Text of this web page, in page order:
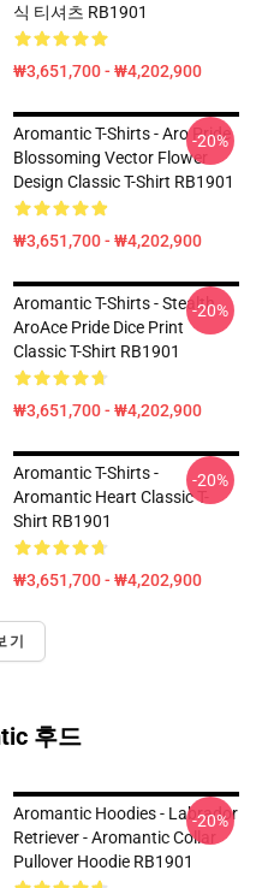
식 티셔츠 RB1901
₩3,651,700 - ₩4,202,900
Aromantic T-Shirts - Aro Pride
Blossoming Vector Flower
Design Classic T-Shirt RB1901
₩3,651,700 - ₩4,202,900
-20%
Aromantic T-Shirts - Stealth
AroAce Pride Dice Print
Classic T-Shirt RB1901
₩3,651,700 - ₩4,202,900
-20%
Aromantic T-Shirts -
Aromantic Heart Classic T-
Shirt RB1901
₩3,651,700 - ₩4,202,900
-20%
기
후드
Aromantic Hoodies - Labrador
Retriever - Aromantic Collar
Pullover Hoodie RB1901
-20%